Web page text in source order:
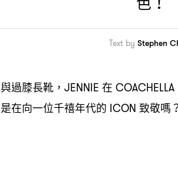
Text by Stephen
過膝長靴 ，JENNIE 在 COACHELLA
在向一位千禧年代的 ICON 致敬嗎